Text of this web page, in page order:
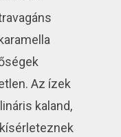
Az ízek
kaland,